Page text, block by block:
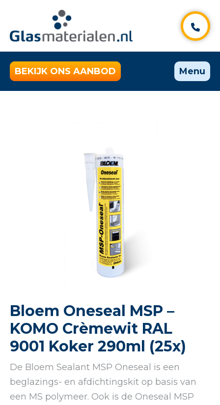
BEKIJK ONS AANBOD Menu
Bloem Oneseal MSP –
KOMO Crèmewit RAL
9001 Koker 290ml (25x)
De Bloem Sealant MSP Oneseal is een
beglazings- en afdichtingskit op basis van
een MS polymeer. Ook is de Oneseal MSP